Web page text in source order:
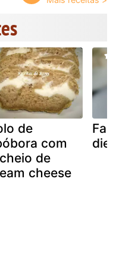
de
com
de
cheese
diet